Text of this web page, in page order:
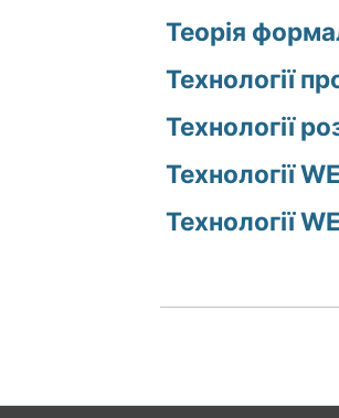
Теорія
Технології
Технології
Технології
Технології